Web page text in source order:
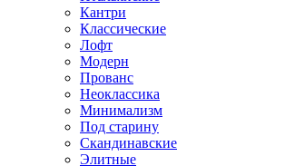
Кантри
Классические
Лофт
Модерн
Прованс
Неоклассика
Минимализм
Под старину
Скандинавские
Элитные